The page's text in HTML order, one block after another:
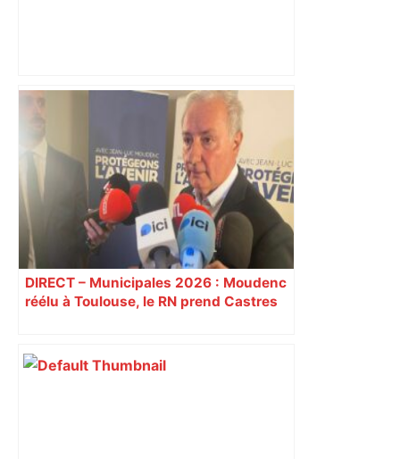
Toulouse. Un incendie se déclare dans
un bâtiment désaffecté : une
cinquantaine de migrants évacuée –
Actu.fr
DIRECT – Municipales 2026 : Moudenc
réélu à Toulouse, le RN prend Castres